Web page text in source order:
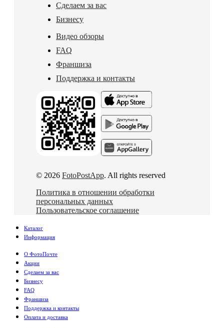
Сделаем за вас
Бизнесу
Видео обзоры
FAQ
Франшиза
Поддержка и контакты
© 2026 FotoPostApp. All rights reserved
Политика в отношении обработки
персональных данных
Пользовательское соглашение
Каталог
Информация
О ФотоПочте
Акции
Сделаем за вас
Бизнесу
FAQ
Франшиза
Поддержка и контакты
Оплата и доставка